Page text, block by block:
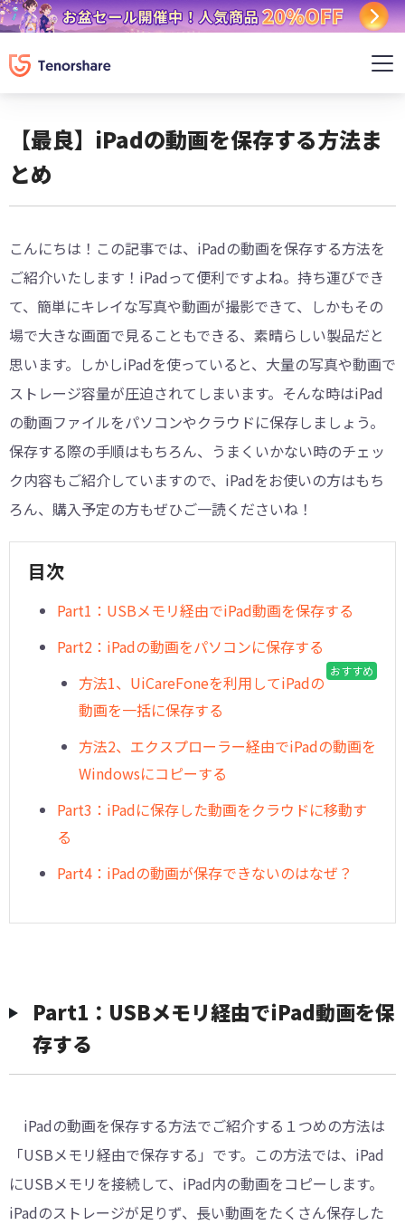
【最良】iPadの動画を保存する方法ま
とめ
こんにちは！この記事では、iPadの動画を保存する方法を
ご紹介いたします！iPadって便利ですよね。持ち運びでき
て、簡単にキレイな写真や動画が撮影できて、しかもその
場で大きな画面で見ることもできる、素晴らしい製品だと
思います。しかしiPadを使っていると、大量の写真や動画で
ストレージ容量が圧迫されてしまいます。そんな時はiPad
の動画ファイルをパソコンやクラウドに保存しましょう。
保存する際の手順はもちろん、うまくいかない時のチェッ
ク内容もご紹介していますので、iPadをお使いの方はもち
ろん、購入予定の方もぜひご一読くださいね！
目次
Part1：USBメモリ経由でiPad動画を保存する
Part2：iPadの動画をパソコンに保存する
方法1、UiCareFoneを利用してiPadの
動画を一括に保存する
おすすめ
方法2、エクスプローラー経由でiPadの動画を
Windowsにコピーする
Part3：iPadに保存した動画をクラウドに移動す
る
Part4：iPadの動画が保存できないのはなぜ？
Part1：USBメモリ経由でiPad動画を保
存する
iPadの動画を保存する方法でご紹介する１つめの方法は
「USBメモリ経由で保存する」です。この方法では、iPad
にUSBメモリを接続して、iPad内の動画をコピーします。
iPadのストレージが足りず、長い動画をたくさん保存した